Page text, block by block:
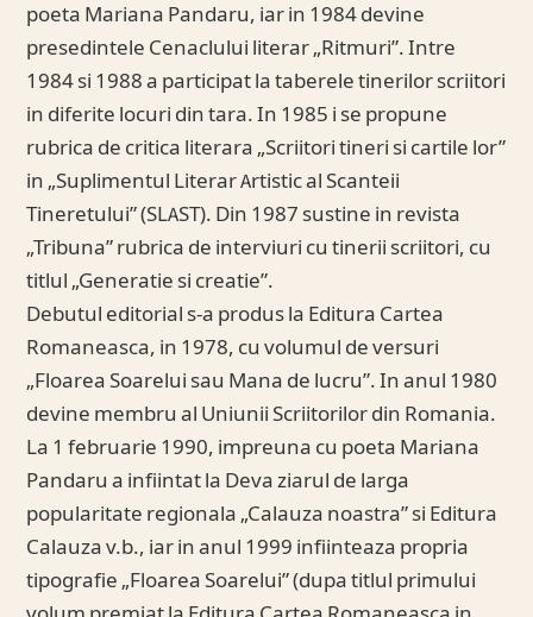
poeta Mariana Pandaru, iar in 1984 devine
presedintele Cenaclului literar „Ritmuri”. Intre
1984 si 1988 a participat la taberele tinerilor scriitori
in diferite locuri din tara. In 1985 i se propune
rubrica de critica literara „Scriitori tineri si cartile lor”
in „Suplimentul Literar Artistic al Scanteii
Tineretului” (SLAST). Din 1987 sustine in revista
„Tribuna” rubrica de interviuri cu tinerii scriitori, cu
titlul „Generatie si creatie”.
Debutul editorial s-a produs la Editura Cartea
Romaneasca, in 1978, cu volumul de versuri
„Floarea Soarelui sau Mana de lucru”. In anul 1980
devine membru al Uniunii Scriitorilor din Romania.
La 1 februarie 1990, impreuna cu poeta Mariana
Pandaru a infiintat la Deva ziarul de larga
popularitate regionala „Calauza noastra” si Editura
Calauza v.b., iar in anul 1999 infiinteaza propria
tipografie „Floarea Soarelui” (dupa titlul primului